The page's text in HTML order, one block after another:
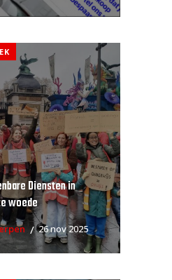
Diensten in
woede
26 nov 2025